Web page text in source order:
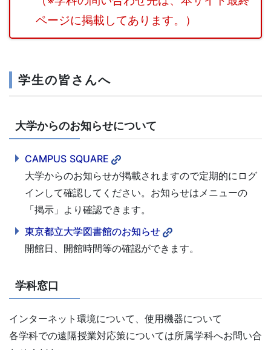
ページに掲載してあります。）
学生の皆さんへ
大学からのお知らせについて
CAMPUS SQUARE
大学からのお知らせが掲載されますので定期的にログ
インして確認してください。お知らせはメニューの
「掲示」より確認できます。
東京都立大学図書館のお知らせ
開館日、開館時間等の確認ができます。
学科窓口
インターネット環境について、使用機器について
各学科での遠隔授業対応策については所属学科へお問い合